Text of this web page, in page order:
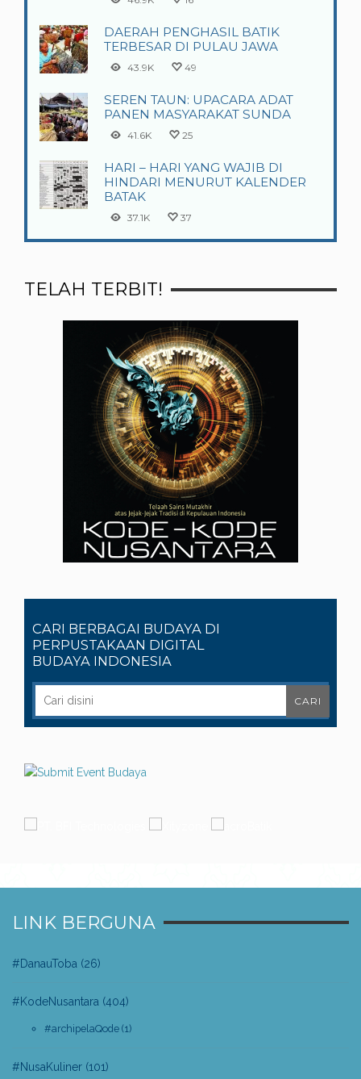
DAERAH PENGHASIL BATIK
TERBESAR DI PULAU JAWA
43.9K 49
SEREN TAUN: UPACARA ADAT
PANEN MASYARAKAT SUNDA
41.6K 25
HARI – HARI YANG WAJIB DI
HINDARI MENURUT KALENDER
BATAK
37.1K 37
TELAH TERBIT!
CARI BERBAGAI BUDAYA DI
PERPUSTAKAAN DIGITAL
BUDAYA INDONESIA
LINK BERGUNA
#DanauToba (26)
#KodeNusantara (404)
#archipelaQode (1)
#NusaKuliner (101)